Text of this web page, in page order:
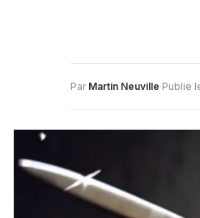
Par Martin Neuville·Publie